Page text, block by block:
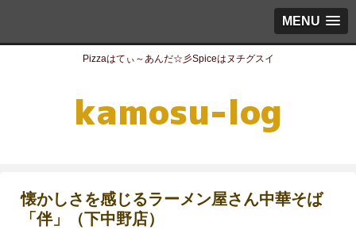
MENU
Pizzaはてぃ～あんだ☆彡Spiceはヌチグスイ
懐かしさを感じるラーメン屋さん中華そば
「伴」（下中野店）